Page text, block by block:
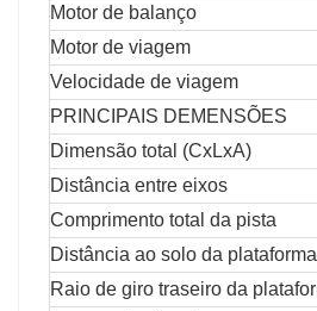
Motor de balanço
Motor de viagem
Velocidade de viagem
PRINCIPAIS DEMENSÕES
Dimensão total (CxLxA)
Distância entre eixos
Comprimento total da pista
Distância ao solo da plataforma
Raio de giro traseiro da